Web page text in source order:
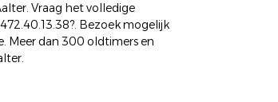
Vraag het volledige
Bezoek mogelijk
Meer dan 300 oldtimers en